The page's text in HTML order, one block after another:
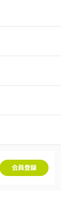
会員登録